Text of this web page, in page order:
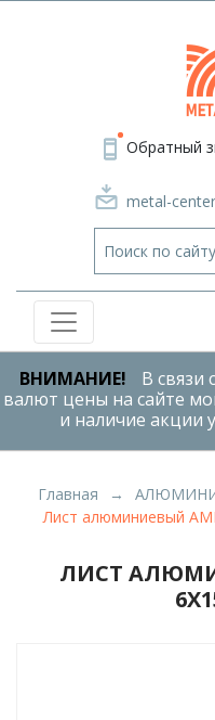
Обратный
metal-
ВНИМАНИЕ!
В связи
валют цены на сайте
и наличие акции
Главная
Лист алюминиевый
ЛИСТ